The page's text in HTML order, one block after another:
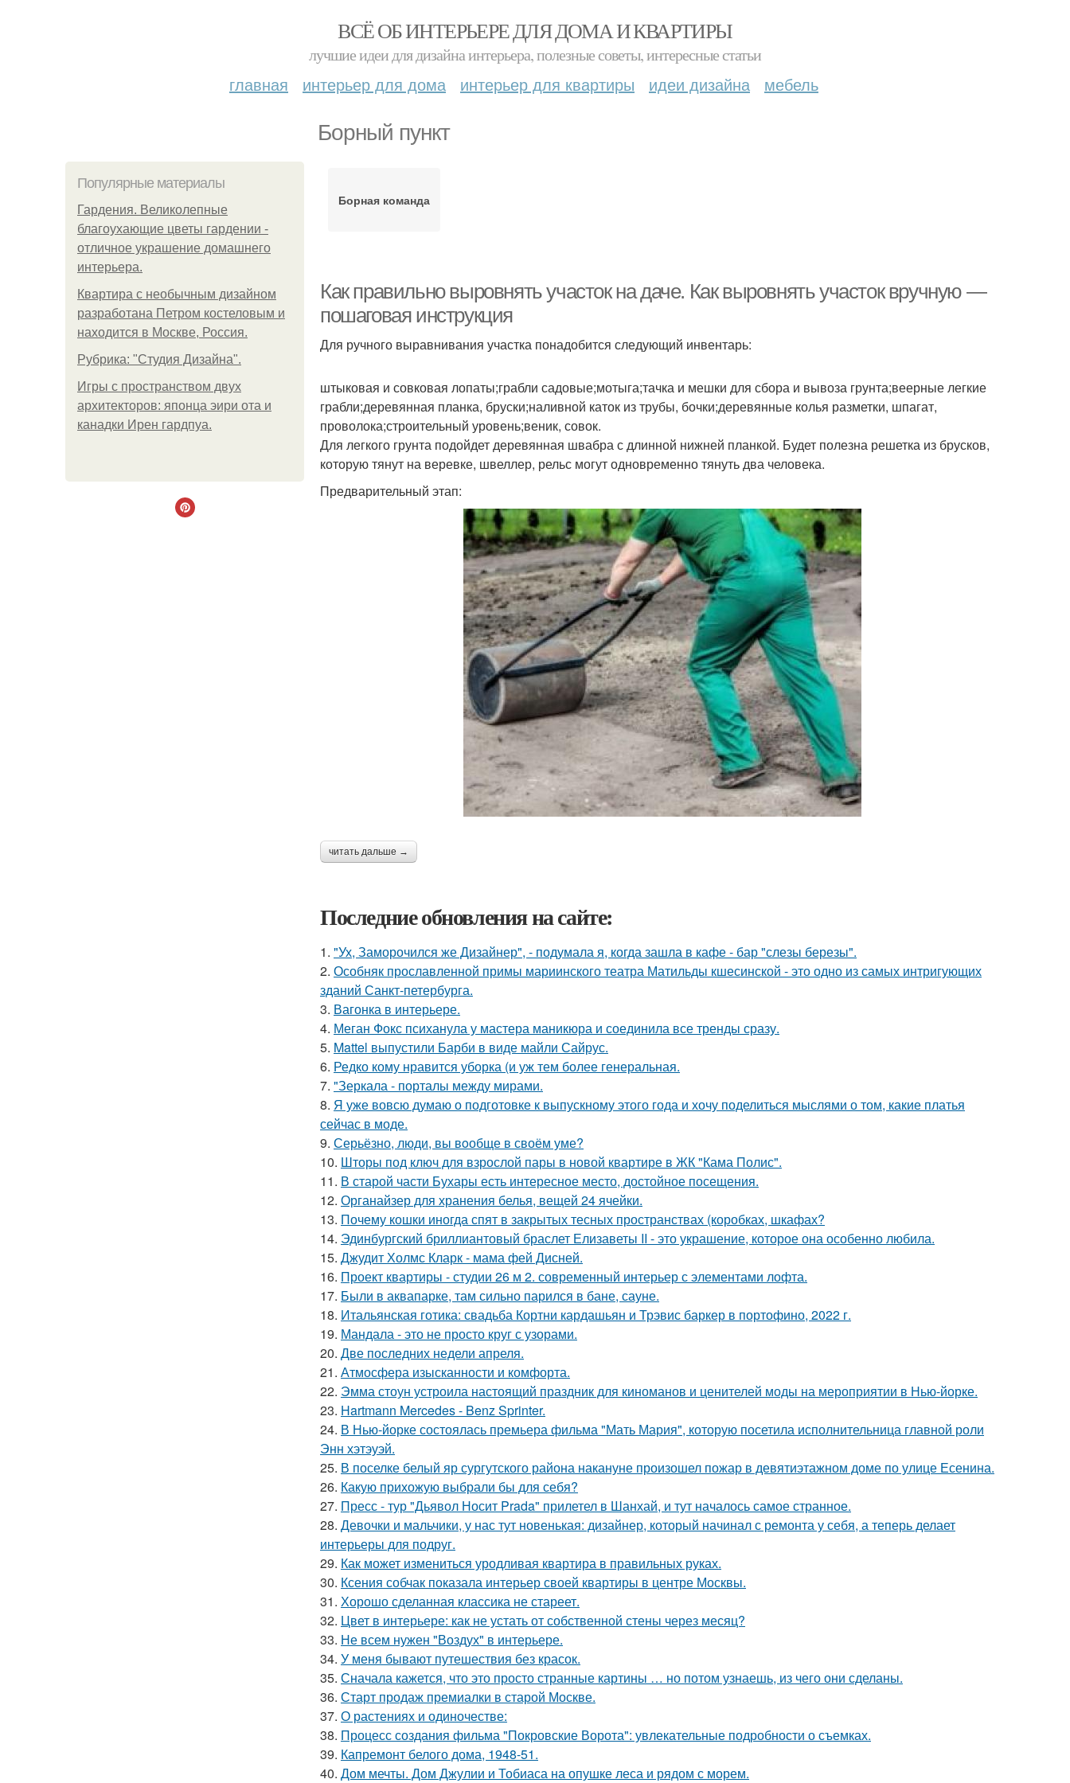
ВСЁ ОБ ИНТЕРЬЕРЕ ДЛЯ ДОМА И КВАРТИРЫ
лучшие идеи для дизайна интерьера, полезные советы, интересные статьи
главная интерьер для дома интерьер для квартиры идеи дизайна мебель
Борный пункт
Популярные материалы
Гардения. Великолепные
благоухающие цветы гардении -
отличное украшение домашнего
интерьера.
Квартира с необычным дизайном
разработана Петром костеловым и
находится в Москве, Россия.
Рубрика: "Студия Дизайна".
Игры с пространством двух
архитекторов: японца эири ота и
канадки Ирен гардпуа.
Борная команда
Как правильно выровнять участок на даче. Как выровнять участок вручную —
пошаговая инструкция
Для ручного выравнивания участка понадобится следующий инвентарь:
штыковая и совковая лопаты;грабли садовые;мотыга;тачка и мешки для сбора и вывоза грунта;веерные легкие
грабли;деревянная планка, бруски;наливной каток из трубы, бочки;деревянные колья разметки, шпагат,
проволока;строительный уровень;веник, совок.
Для легкого грунта подойдет деревянная швабра с длинной нижней планкой. Будет полезна решетка из брусков,
которую тянут на веревке, швеллер, рельс могут одновременно тянуть два человека.
Предварительный этап:
читать дальше →
Последние обновления на сайте:
1. "Ух, Заморочился же Дизайнер", - подумала я, когда зашла в кафе - бар "слезы березы".
2. Особняк прославленной примы мариинского театра Матильды кшесинской - это одно из самых интригующих
зданий Санкт-петербурга.
3. Вагонка в интерьере.
4. Меган Фокс психанула у мастера маникюра и соединила все тренды сразу.
5. Mattel выпустили Барби в виде майли Сайрус.
6. Редко кому нравится уборка (и уж тем более генеральная.
7. "Зеркала - порталы между мирами.
8. Я уже вовсю думаю о подготовке к выпускному этого года и хочу поделиться мыслями о том, какие платья
сейчас в моде.
9. Серьёзно, люди, вы вoобще в своём уме?
10. Шторы под ключ для взрослой пары в новой квартире в ЖК "Кама Полис".
11. В старой части Бухары есть интересное место, достойное посещения.
12. Органайзер для хранения белья, вещей 24 ячейки.
13. Почему кошки иногда спят в закрытых тесных пространствах (коробках, шкафах?
14. Эдинбургский бриллиантовый браслет Елизаветы II - это украшение, которое она особенно любила.
15. Джудит Холмс Кларк - мама фей Дисней.
16. Проект квартиры - студии 26 м 2. современный интерьер с элементами лофта.
17. Были в аквапарке, там сильно парился в бане, сауне.
18. Итальянская готика: свадьба Кортни кардашьян и Трэвис баркер в портофино, 2022 г.
19. Мандала - это не просто круг с узорами.
20. Две последних недели апреля.
21. Атмосфера изысканности и комфорта.
22. Эмма стоун устроила настоящий праздник для киноманов и ценителей моды на мероприятии в Нью-йорке.
23. Hartmann Mercedes - Benz Sprinter.
24. В Нью-йорке состоялась премьера фильма "Мать Мария", которую посетила исполнительница главной роли
Энн хэтэуэй.
25. В поселке белый яр сургутского района накануне произошел пожар в девятиэтажном доме по улице Есенина.
26. Какую прихожую выбрали бы для себя?
27. Пресс - тур "Дьявол Носит Prada" прилетел в Шанхай, и тут началось самое странное.
28. Девочки и мальчики, у нас тут новенькая: дизайнер, который начинал с ремонта у себя, а теперь делает
интерьеры для подруг.
29. Как может измениться уродливая квартира в правильных руках.
30. Ксения собчак показала интерьер своей квартиры в центре Москвы.
31. Хорошо сделанная классика не стареет.
32. Цвет в интерьере: как не устать от собственной стены через месяц?
33. Не всем нужен "Воздух" в интерьере.
34. У меня бывают путешествия без красок.
35. Сначала кажется, что это просто странные картины … но потом узнаешь, из чего они сделаны.
36. Старт продаж премиалки в старой Москве.
37. О растениях и одиночестве:
38. Процесс создания фильма "Покровские Ворота": увлекательные подробности о съемках.
39. Капремонт белого дома, 1948-51.
40. Дом мечты. Дом Джулии и Тобиаса на опушке леса и рядом с морем.